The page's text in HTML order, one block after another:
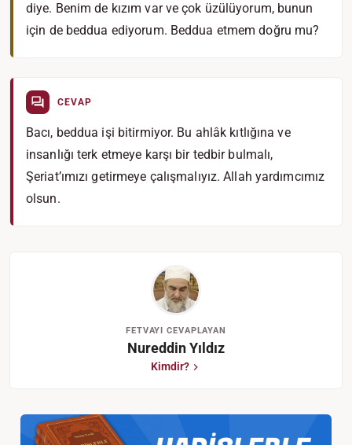
diye. Benim de kızım var ve çok üzülüyorum, bunun
için de beddua ediyorum. Beddua etmem doğru mu?
CEVAP
Bacı, beddua işi bitirmiyor. Bu ahlâk kıtlığına ve
insanlığı terk etmeye karşı bir tedbir bulmalı,
Şeriat’ımızı getirmeye çalışmalıyız. Allah yardımcımız
olsun.
FETVAYI CEVAPLAYAN
Nureddin Yıldız
Kimdir?